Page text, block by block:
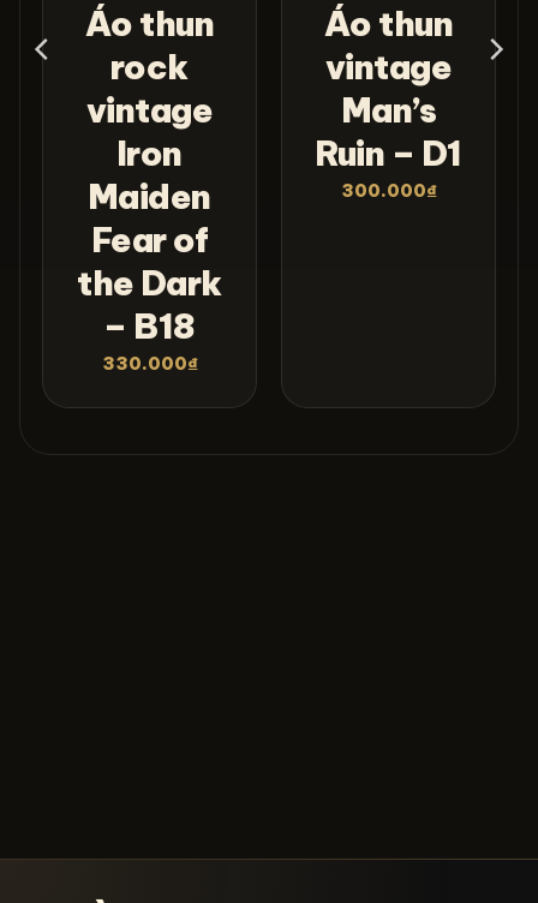
Áo thun
rock
vintage
Iron
Maiden
Fear of
the Dark
– B18
330.000₫
Áo thun
vintage
Man’s
Ruin – D1
300.000₫